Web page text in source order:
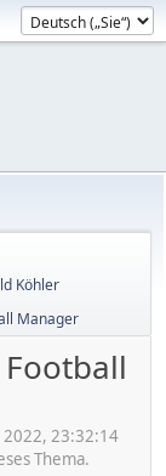
Köhler
Manager
2022, 23:32:14
Thema.